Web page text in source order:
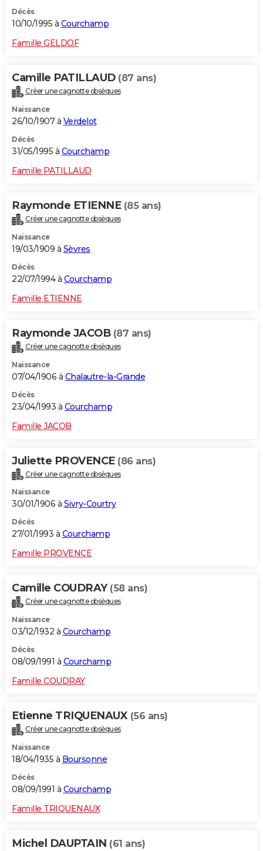
Décès
10/10/1995 à Courchamp
Famille GELDOF
Camille PATILLAUD (87 ans)
Créer une cagnotte obsèques
Naissance
26/10/1907 à Verdelot
Décès
31/05/1995 à Courchamp
Famille PATILLAUD
Raymonde ETIENNE (85 ans)
Créer une cagnotte obsèques
Naissance
19/03/1909 à Sèvres
Décès
22/07/1994 à Courchamp
Famille ETIENNE
Raymonde JACOB (87 ans)
Créer une cagnotte obsèques
Naissance
07/04/1906 à Chalautre-la-Grande
Décès
23/04/1993 à Courchamp
Famille JACOB
Juliette PROVENCE (86 ans)
Créer une cagnotte obsèques
Naissance
30/01/1906 à Sivry-Courtry
Décès
27/01/1993 à Courchamp
Famille PROVENCE
Camille COUDRAY (58 ans)
Créer une cagnotte obsèques
Naissance
03/12/1932 à Courchamp
Décès
08/09/1991 à Courchamp
Famille COUDRAY
Etienne TRIQUENAUX (56 ans)
Créer une cagnotte obsèques
Naissance
18/04/1935 à Boursonne
Décès
08/09/1991 à Courchamp
Famille TRIQUENAUX
Michel DAUPTAIN (61 ans)